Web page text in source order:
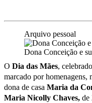
Arquivo pessoal
Dona Conceição e
O Dia das Mães,
marcado por homenagens,
dona de casa Maria da
Maria Nicolly Chaves, de